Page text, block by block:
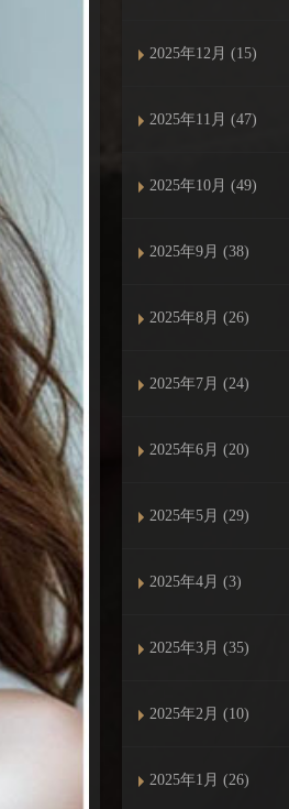
2025年12月 (15)
2025年11月 (47)
2025年10月 (49)
2025年9月 (38)
2025年8月 (26)
2025年7月 (24)
2025年6月 (20)
2025年5月 (29)
2025年4月 (3)
2025年3月 (35)
2025年2月 (10)
2025年1月 (26)